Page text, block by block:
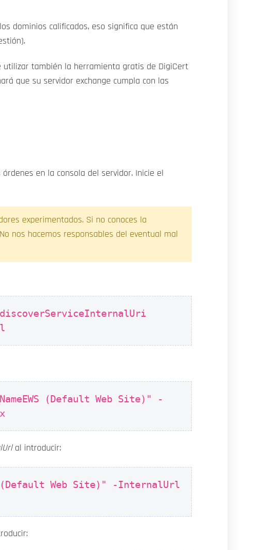
dominios calificados, eso significa que están
utilizar también la herramienta gratis de DigiCert
que su servidor exchange cumpla con las
en la consola del servidor. Inicie el
experimentados. Si no conoces la
nos hacemos responsables del eventual mal
(Default Web Site)" -
al introducir:
(Default Web Site)" -InternalUrl